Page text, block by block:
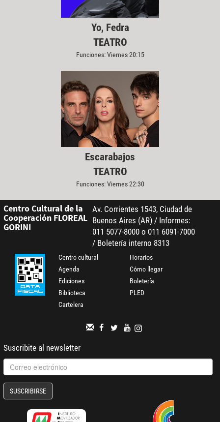
Yo, Fedra
TEATRO
Funciones: Viernes 20:15
Escarabajos
TEATRO
Funciones: Viernes 22:30
Centro Cultural de la
Cooperación FLOREAL
GORINI
Av. Corrientes 1543, Ciudad de
Buenos Aires (AR) / Informes:
011 5077-8000 o 011 6091-7000
/ Boletería interno 8313
Centro cultural
Agenda
Ediciones
Biblioteca
Cartelera
Horarios
Cómo llegar
Boletería
PLED
Suscribite al newsletter
SUSCRIBIRSE